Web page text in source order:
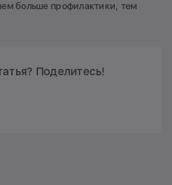
больше профилактики, тем
Поделитесь!